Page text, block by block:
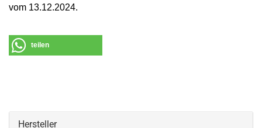
vom 13.12.2024.
teilen
Hersteller